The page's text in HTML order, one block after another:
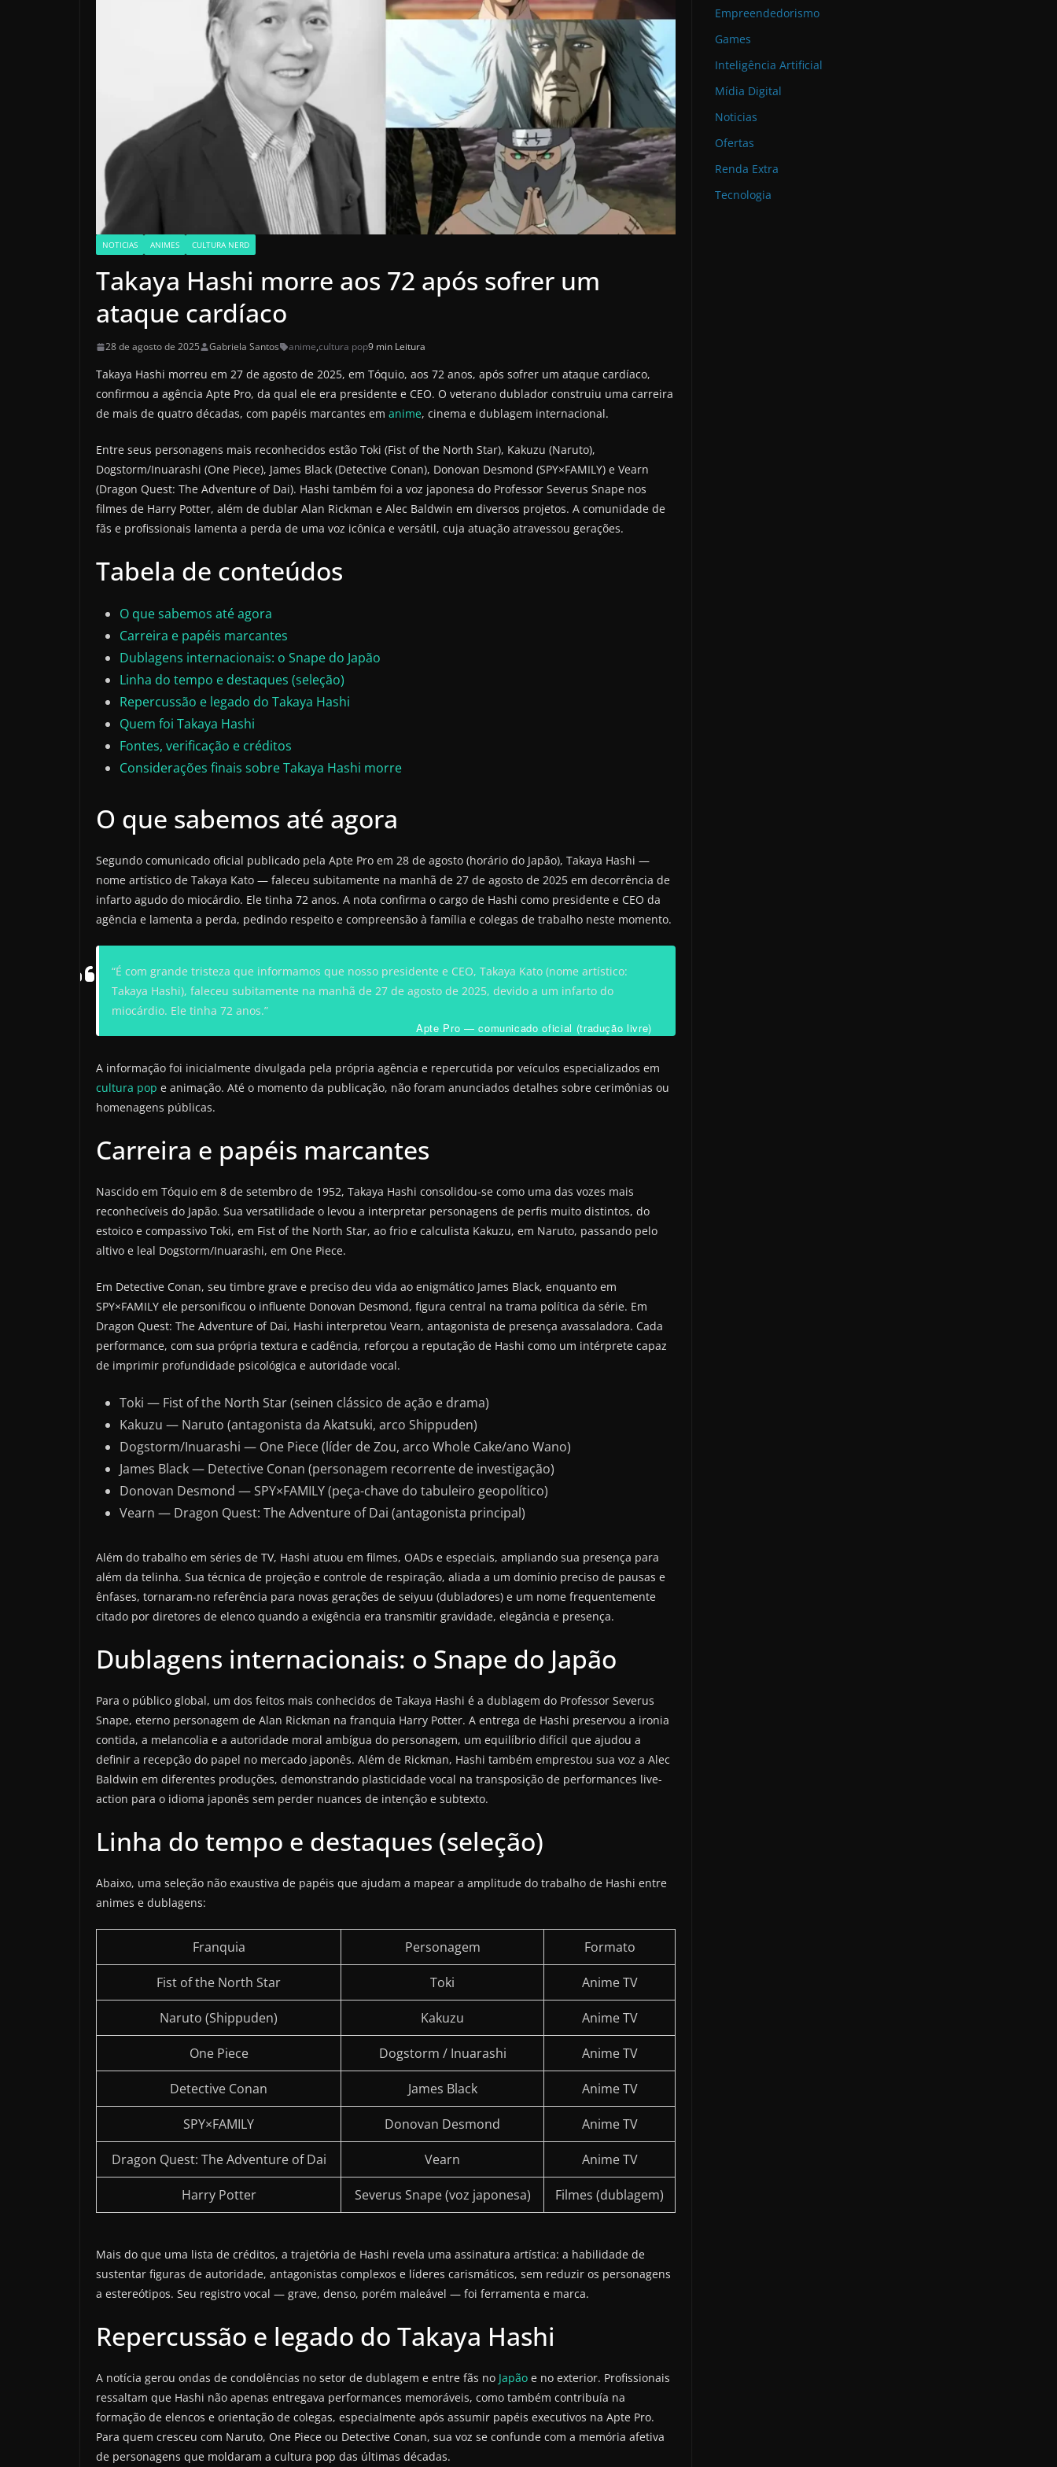
NOTICIAS ANIMES CULTURA NERD
Takaya Hashi morre aos 72 após sofrer um
ataque cardíaco
28 de agosto de 2025 Gabriela Santos anime,cultura pop9 min Leitura
Takaya Hashi morreu em 27 de agosto de 2025, em Tóquio, aos 72 anos, após sofrer um ataque cardíaco,
confirmou a agência Apte Pro, da qual ele era presidente e CEO. O veterano dublador construiu uma carreira
de mais de quatro décadas, com papéis marcantes em anime, cinema e dublagem internacional.
Entre seus personagens mais reconhecidos estão Toki (Fist of the North Star), Kakuzu (Naruto),
Dogstorm/Inuarashi (One Piece), James Black (Detective Conan), Donovan Desmond (SPY×FAMILY) e Vearn
(Dragon Quest: The Adventure of Dai). Hashi também foi a voz japonesa do Professor Severus Snape nos
filmes de Harry Potter, além de dublar Alan Rickman e Alec Baldwin em diversos projetos. A comunidade de
fãs e profissionais lamenta a perda de uma voz icônica e versátil, cuja atuação atravessou gerações.
Tabela de conteúdos
O que sabemos até agora
Carreira e papéis marcantes
Dublagens internacionais: o Snape do Japão
Linha do tempo e destaques (seleção)
Repercussão e legado do Takaya Hashi
Quem foi Takaya Hashi
Fontes, verificação e créditos
Considerações finais sobre Takaya Hashi morre
O que sabemos até agora
Segundo comunicado oficial publicado pela Apte Pro em 28 de agosto (horário do Japão), Takaya Hashi —
nome artístico de Takaya Kato — faleceu subitamente na manhã de 27 de agosto de 2025 em decorrência de
infarto agudo do miocárdio. Ele tinha 72 anos. A nota confirma o cargo de Hashi como presidente e CEO da
agência e lamenta a perda, pedindo respeito e compreensão à família e colegas de trabalho neste momento.
“É com grande tristeza que informamos que nosso presidente e CEO, Takaya Kato (nome artístico:
Takaya Hashi), faleceu subitamente na manhã de 27 de agosto de 2025, devido a um infarto do
miocárdio. Ele tinha 72 anos.”
Apte Pro — comunicado oficial (tradução livre)
A informação foi inicialmente divulgada pela própria agência e repercutida por veículos especializados em
cultura pop e animação. Até o momento da publicação, não foram anunciados detalhes sobre cerimônias ou
homenagens públicas.
Carreira e papéis marcantes
Nascido em Tóquio em 8 de setembro de 1952, Takaya Hashi consolidou-se como uma das vozes mais
reconhecíveis do Japão. Sua versatilidade o levou a interpretar personagens de perfis muito distintos, do
estoico e compassivo Toki, em Fist of the North Star, ao frio e calculista Kakuzu, em Naruto, passando pelo
altivo e leal Dogstorm/Inuarashi, em One Piece.
Em Detective Conan, seu timbre grave e preciso deu vida ao enigmático James Black, enquanto em
SPY×FAMILY ele personificou o influente Donovan Desmond, figura central na trama política da série. Em
Dragon Quest: The Adventure of Dai, Hashi interpretou Vearn, antagonista de presença avassaladora. Cada
performance, com sua própria textura e cadência, reforçou a reputação de Hashi como um intérprete capaz
de imprimir profundidade psicológica e autoridade vocal.
Toki — Fist of the North Star (seinen clássico de ação e drama)
Kakuzu — Naruto (antagonista da Akatsuki, arco Shippuden)
Dogstorm/Inuarashi — One Piece (líder de Zou, arco Whole Cake/ano Wano)
James Black — Detective Conan (personagem recorrente de investigação)
Donovan Desmond — SPY×FAMILY (peça-chave do tabuleiro geopolítico)
Vearn — Dragon Quest: The Adventure of Dai (antagonista principal)
Além do trabalho em séries de TV, Hashi atuou em filmes, OADs e especiais, ampliando sua presença para
além da telinha. Sua técnica de projeção e controle de respiração, aliada a um domínio preciso de pausas e
ênfases, tornaram-no referência para novas gerações de seiyuu (dubladores) e um nome frequentemente
citado por diretores de elenco quando a exigência era transmitir gravidade, elegância e presença.
Dublagens internacionais: o Snape do Japão
Para o público global, um dos feitos mais conhecidos de Takaya Hashi é a dublagem do Professor Severus
Snape, eterno personagem de Alan Rickman na franquia Harry Potter. A entrega de Hashi preservou a ironia
contida, a melancolia e a autoridade moral ambígua do personagem, um equilíbrio difícil que ajudou a
definir a recepção do papel no mercado japonês. Além de Rickman, Hashi também emprestou sua voz a Alec
Baldwin em diferentes produções, demonstrando plasticidade vocal na transposição de performances live-
action para o idioma japonês sem perder nuances de intenção e subtexto.
Linha do tempo e destaques (seleção)
Abaixo, uma seleção não exaustiva de papéis que ajudam a mapear a amplitude do trabalho de Hashi entre
animes e dublagens:
Franquia Personagem Formato
Fist of the North Star Toki Anime TV
Naruto (Shippuden) Kakuzu Anime TV
One Piece Dogstorm / Inuarashi Anime TV
Detective Conan James Black Anime TV
SPY×FAMILY Donovan Desmond Anime TV
Dragon Quest: The Adventure of Dai Vearn Anime TV
Harry Potter Severus Snape (voz japonesa) Filmes (dublagem)
Mais do que uma lista de créditos, a trajetória de Hashi revela uma assinatura artística: a habilidade de
sustentar figuras de autoridade, antagonistas complexos e líderes carismáticos, sem reduzir os personagens
a estereótipos. Seu registro vocal — grave, denso, porém maleável — foi ferramenta e marca.
Repercussão e legado do Takaya Hashi
A notícia gerou ondas de condolências no setor de dublagem e entre fãs no Japão e no exterior. Profissionais
ressaltam que Hashi não apenas entregava performances memoráveis, como também contribuía na
formação de elencos e orientação de colegas, especialmente após assumir papéis executivos na Apte Pro.
Para quem cresceu com Naruto, One Piece ou Detective Conan, sua voz se confunde com a memória afetiva
de personagens que moldaram a cultura pop das últimas décadas.
Empreendedorismo
Games
Inteligência Artificial
Mídia Digital
Noticias
Ofertas
Renda Extra
Tecnologia